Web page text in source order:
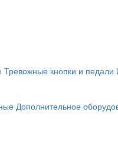
Тревожные кнопки и педали
Дополнительное